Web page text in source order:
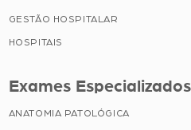
GESTÃO HOSPITALAR
HOSPITAIS
Exames Especializados
ANATOMIA PATOLÓGICA